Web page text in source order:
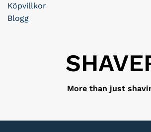
Köpvillkor
Blogg
More than just